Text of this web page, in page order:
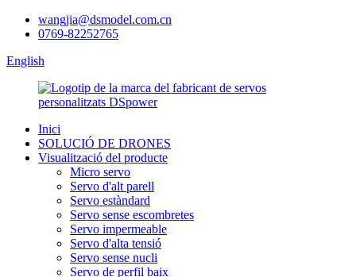
wangjia@dsmodel.com.cn
0769-82252765
English
Inici
SOLUCIÓ DE DRONES
Visualització del producte
Micro servo
Servo d'alt parell
Servo estàndard
Servo sense escombretes
Servo impermeable
Servo d'alta tensió
Servo sense nucli
Servo de perfil baix